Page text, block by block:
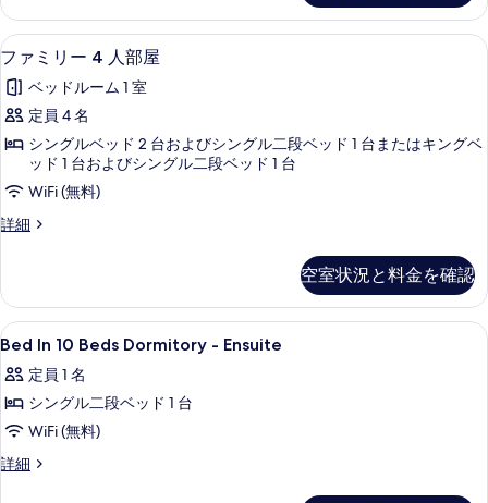
表
示
す
る
べ
て
の
写
真
を
表
示
す
-
Ensuite
の
細
フ
ァ
ミ
リ
4
人
の
す
べ
て
の
写
真
ファミリー 4 人部屋 | 遮光カーテン
7
ファミリー 4 人部屋
ベッドルーム 1 室
定員 4 名
シングルベッド 2 台およびシングル二段ベッド 1 台またはキングベ
ッド 1 台およびシングル二段ベッド 1 台
WiFi (無料)
詳細
フ
ー
4
人
屋
の
細
空室状況と料金を確認
Bed
In
10
Beds
Dormitory
-
遮光カーテン、防音設備、アイロン /
4
Bed In 10 Beds Dormitory - Ensuite
定員 1 名
シングル二段ベッド 1 台
WiFi (無料)
詳細
Bed